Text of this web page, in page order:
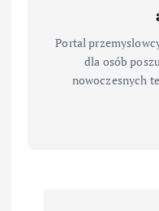
Portal
dla osób
nowoczesnych